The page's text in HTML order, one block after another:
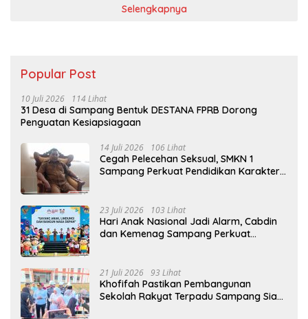
Selengkapnya
Popular Post
10 Juli 2026 114 Lihat
31 Desa di Sampang Bentuk DESTANA FPRB Dorong
Penguatan Kesiapsiagaan
14 Juli 2026 106 Lihat
Cegah Pelecehan Seksual, SMKN 1
Sampang Perkuat Pendidikan Karakter
23 Juli 2026 103 Lihat
Hari Anak Nasional Jadi Alarm, Cabdin
dan Kemenag Sampang Perkuat
21 Juli 2026 93 Lihat
Khofifah Pastikan Pembangunan
Sekolah Rakyat Terpadu Sampang Siap